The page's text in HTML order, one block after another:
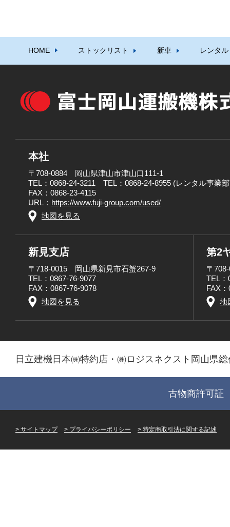
HOME ストックリスト 新車 レンタル
本社
〒708-0884 岡山県津山市津山口111-1
TEL：0868-24-3211 TEL：0868-24-8955 (レンタル事業
FAX：0868-23-4115
URL： https://www.fuji-group.com/used/
地図を見る
新見支店
〒718-0015 岡山県新見市石蟹267-9
TEL：0867-76-9077
FAX：0867-76-9078
地図を見る
第2
〒
TEL：
FAX
地
日立建機日本㈱特約店・㈱ロジスネクスト岡山県
古物商許可
サイトマップ プライバシーポリシー 特定商取引法に関する記述